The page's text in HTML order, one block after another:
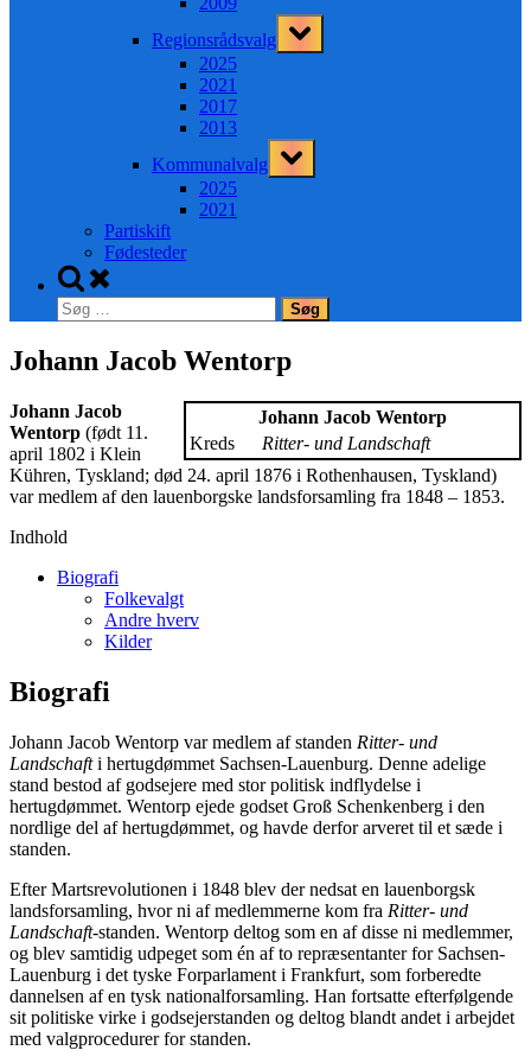
Regionsrådsvalg
Toggle
sub-
2025
2021
2017
2013
Kommunalvalg
Toggle
sub-
2025
2021
Partiskift
Fødesteder
Toggle
search
form
Søg
efter:
Johann Jacob Wentorp
Johann Jacob Wentorp
Kreds
Ritter- und Landschaft
Johann Jacob
Wentorp (født 11.
april 1802 i Klein
Kühren, Tyskland; død 24. april 1876 i Rothenhausen, Tyskland)
var medlem af den lauenborgske landsforsamling fra 1848 – 1853.
Indhold
Biografi
Folkevalgt
Andre hverv
Kilder
Biografi
Johann Jacob Wentorp var medlem af standen Ritter- und
Landschafti hertugdømmet Sachsen-Lauenburg. Denne adelige
stand bestod af godsejere med stor politisk indflydelse i
hertugdømmet. Wentorp ejede godset Groß Schenkenberg i den
nordlige del af hertugdømmet, og havde derfor arveret til et sæde i
standen.
Efter Martsrevolutionen i 1848 blev der nedsat en lauenborgsk
landsforsamling, hvor ni af medlemmerne kom fra Ritter- und
Landschaft-standen. Wentorp deltog som en af disse ni medlemmer,
og blev samtidig udpeget som én af to repræsentanter for Sachsen-
Lauenburg i det tyske Forparlament i Frankfurt, som forberedte
dannelsen af en tysk nationalforsamling. Han fortsatte efterfølgende
sit politiske virke i godsejerstanden og deltog blandt andet i arbejdet
med valgprocedurer for standen.